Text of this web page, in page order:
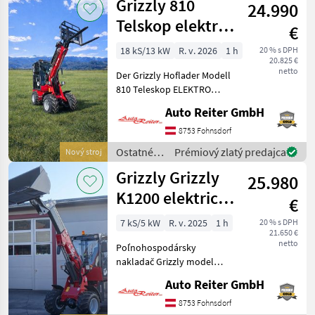
silové
stroje /
Grizzly
Nový stroj
Grizzly 810
Telskop elektro
Hoflader
24.990
€
20 % s DPH
20.825 €
netto
18 kS/13 kW R. v. 2026
1 h
Der Grizzly Hoflader Modell
810 Teleskop ELEKTRO
und leistungsstarker
elektrischer Hoflader, der
sich durch seine
hervorragenden technische
Auto Reiter GmbH
8753 Fohnsdorf
Ostatné
poľnohospodárske
silové
stroje /
Grizzly
Prémiový zlatý predajca
Grizzly Grizzly
K1200 elektrický
teleskopický
kolesový
nakladač
25.980
€
20 % s DPH
21.650 €
netto
7 kS/5 kW R. v. 2025
1 h
Poľnohospodársky
nakladač Grizzly model
výkonný elektrický
poľnohospodársky
Auto Reiter GmbH
8753 Fohnsdorf